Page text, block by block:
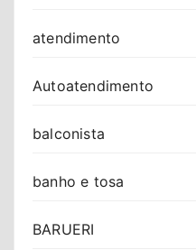
atendimento
Autoatendimento
balconista
banho e tosa
BARUERI